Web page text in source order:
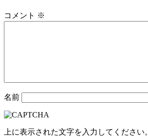
コメント ※
名前
上に表示された文字を入力してください。